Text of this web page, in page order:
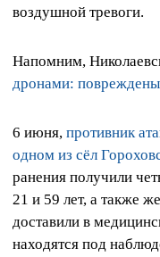
воздушной тревоги.
Напомним,
дронами:
6 июня, противник
одном из сёл
ранения получили
21 и 59 лет, а также
доставили в
находятся под